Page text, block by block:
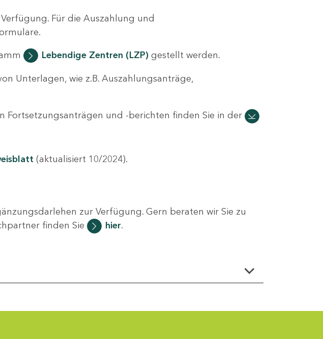
Für die Auszahlung und
Lebendige Zentren (LZP)gestellt werden.
Unterlagen, wie z.B. Auszahlungsanträge,
Fortsetzungsanträgen und -berichten finden Sie in der
(aktualisiert 10/2024).
zur Verfügung. Gern beraten wir Sie zu
finden Sie
hier.